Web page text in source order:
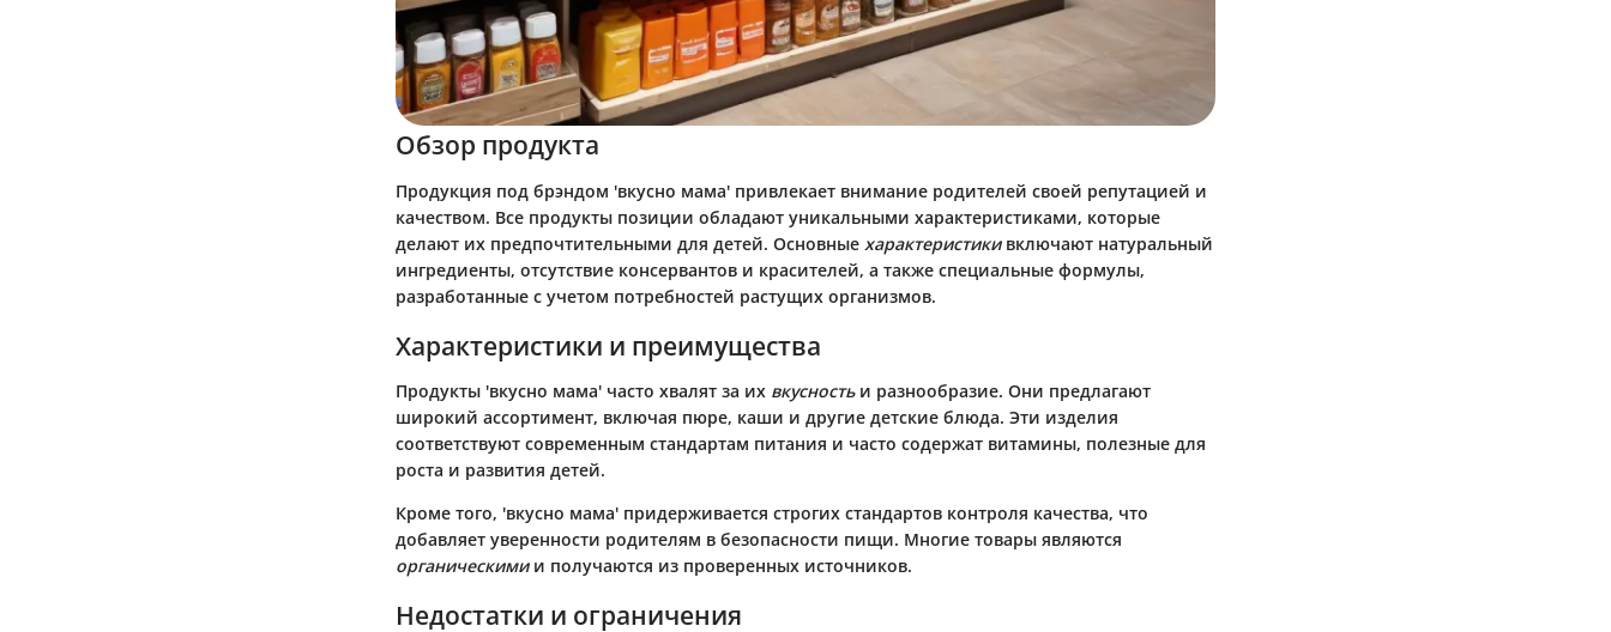
Обзор продукта
Продукция под брэндом 'вкусно мама' привлекает внимание родителей своей репутацией и
качеством. Все продукты позиции обладают уникальными характеристиками, которые
делают их предпочтительными для детей. Основные характеристикивключают натуральный
ингредиенты, отсутствие консервантов и красителей, а также специальные формулы,
разработанные с учетом потребностей растущих организмов.
Характеристики и преимущества
Продукты 'вкусно мама' часто хвалят за их вкусностьи разнообразие. Они предлагают
широкий ассортимент, включая пюре, каши и другие детские блюда. Эти изделия
соответствуют современным стандартам питания и часто содержат витамины, полезные для
роста и развития детей.
Кроме того, 'вкусно мама' придерживается строгих стандартов контроля качества, что
добавляет уверенности родителям в безопасности пищи. Многие товары являются
органическимии получаются из проверенных источников.
Недостатки и ограничения